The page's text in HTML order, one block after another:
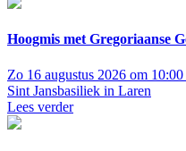
Hoogmis met Gregoriaanse
Zo 16 augustus 2026 om
Sint Jansbasiliek in Laren
Lees verder